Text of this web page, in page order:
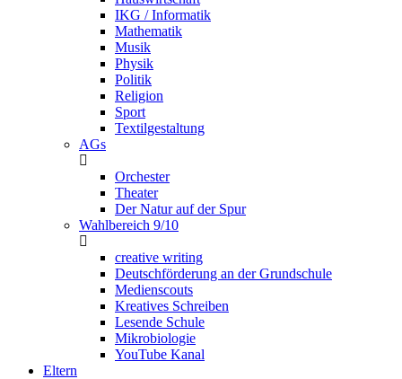
IKG / Informatik
Mathematik
Musik
Physik
Politik
Religion
Sport
Textilgestaltung
AGs
Orchester
Theater
Der Natur auf der Spur
Wahlbereich 9/10
creative writing
Deutschförderung an der Grundschule
Medienscouts
Kreatives Schreiben
Lesende Schule
Mikrobiologie
YouTube Kanal
Eltern